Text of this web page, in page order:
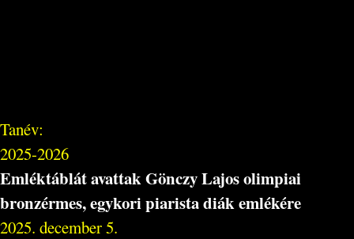
Tanév:
2025-2026
Emléktáblát avattak Gönczy Lajos olimpiai
bronzérmes, egykori piarista diák emlékére
2025. december 5.